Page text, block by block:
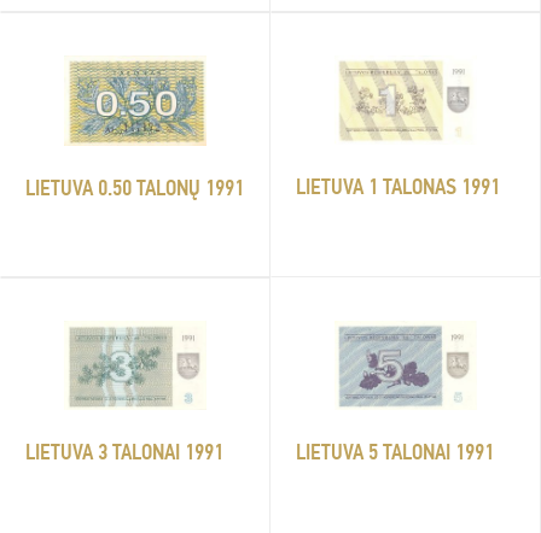
LIETUVA 0.50 TALONŲ 1991 LIETUVA 1 TALONAS 1991
LIETUVA 3 TALONAI 1991 LIETUVA 5 TALONAI 1991